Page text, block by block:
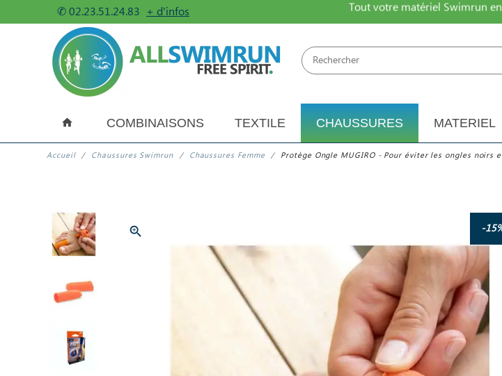
✆02.23.51.24.83 + d'infos Tout votre matériel Swimrun
COMBINAISONS TEXTILE CHAUSSURES MATERIEL
Accueil Chaussures Swimrun Chaussures Femme Protège Ongle MUGIRO - Pour éviter les ongles noirs
zoom_in -